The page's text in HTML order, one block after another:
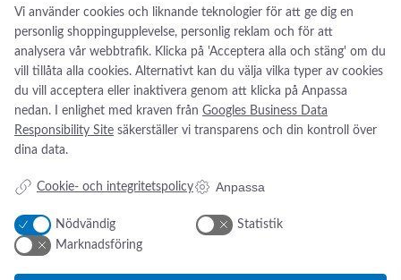
Vi använder cookies och liknande teknologier för att ge dig en
personlig shoppingupplevelse, personlig reklam och för att
analysera vår webbtrafik. Klicka på 'Acceptera alla och stäng' om du
vill tillåta alla cookies. Alternativt kan du välja vilka typer av cookies
du vill acceptera eller inaktivera genom att klicka på Anpassa
nedan. I enlighet med kraven från Googles Business Data
Responsibility Site säkerställer vi transparens och din kontroll över
dina data.
Cookie- och integritetspolicy Anpassa
Nödvändig
Statistik
Marknadsföring